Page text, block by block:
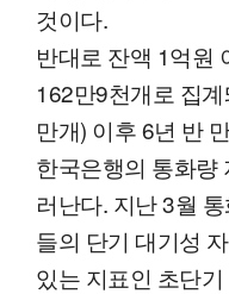
것이다.
반대로 잔액 1억원
162만9천개로 집
만개) 이후 6년 반
한국은행의 통화량
러난다. 지난 3월
들의 단기 대기성
있는 지표인 초단